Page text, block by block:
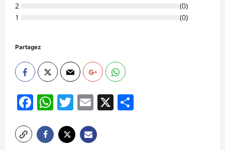
2
(0)
1
(0)
Partagez
Facebook
WhatsApp
Twitter
Email
X